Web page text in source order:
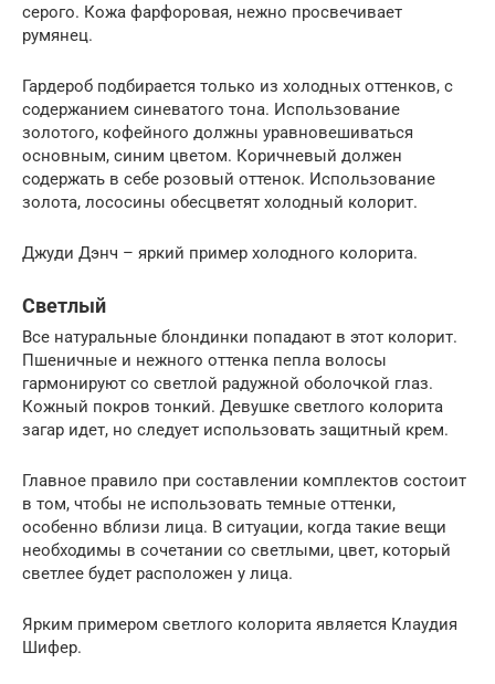
серого. Кожа фарфоровая, нежно просвечивает
румянец.
Гардероб подбирается только из холодных оттенков, с
содержанием синеватого тона. Использование
золотого, кофейного должны уравновешиваться
основным, синим цветом. Коричневый должен
содержать в себе розовый оттенок. Использование
золота, лососины обесцветят холодный колорит.
Джуди Дэнч – яркий пример холодного колорита.
Светлый
Все натуральные блондинки попадают в этот колорит.
Пшеничные и нежного оттенка пепла волосы
гармонируют со светлой радужной оболочкой глаз.
Кожный покров тонкий. Девушке светлого колорита
загар идет, но следует использовать защитный крем.
Главное правило при составлении комплектов состоит
в том, чтобы не использовать темные оттенки,
особенно вблизи лица. В ситуации, когда такие вещи
необходимы в сочетании со светлыми, цвет, который
светлее будет расположен у лица.
Ярким примером светлого колорита является Клаудия
Шифер.